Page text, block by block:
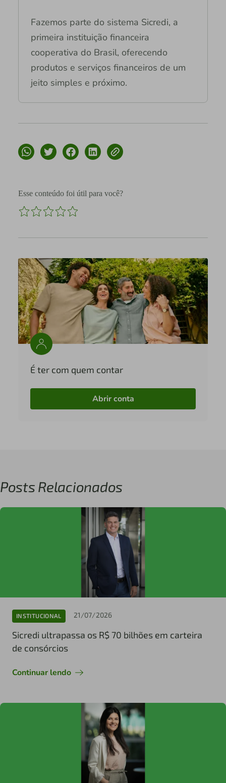
Fazemos parte do sistema Sicredi, a
primeira instituição financeira
cooperativa do Brasil, oferecendo
produtos e serviços financeiros de um
jeito simples e próximo.
Esse conteúdo foi útil para você?
É ter com quem contar
Abrir conta
Posts Relacionados
INSTITUCIONAL 21/07/2026
Sicredi ultrapassa os R$ 70 bilhões em carteira
de consórcios
Continuar lendo